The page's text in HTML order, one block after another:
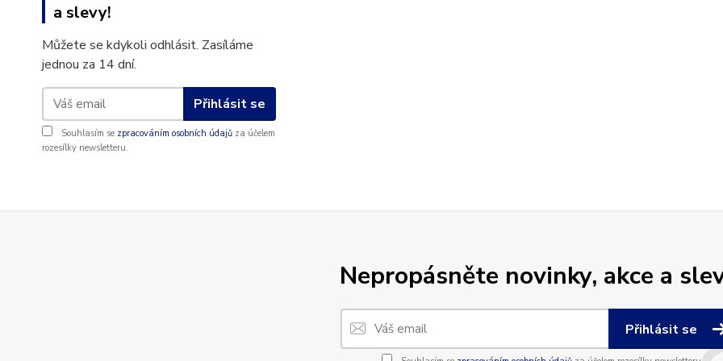
a slevy!
Můžete se kdykoli odhlásit. Zasíláme
jednou za 14 dní.
Přihlásit se
Souhlasím se zpracováním osobních údajů za účelem
rozesílky newsletteru.
Nepropásněte novinky, akce a
Přihlásit se